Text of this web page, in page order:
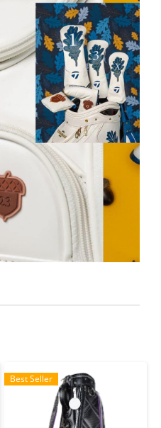
Best Seller